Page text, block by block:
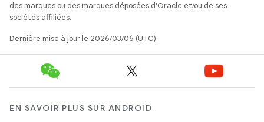
des marques ou des marques déposées d'Oracle et/ou de ses
sociétés affiliées.
Dernière mise à jour le 2026/03/06 (UTC).
EN SAVOIR PLUS SUR ANDROID